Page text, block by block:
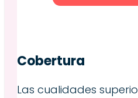
Cobertura
Las cualidades